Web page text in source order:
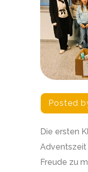
Posted
Die ersten
Adventszeit
Freude zu